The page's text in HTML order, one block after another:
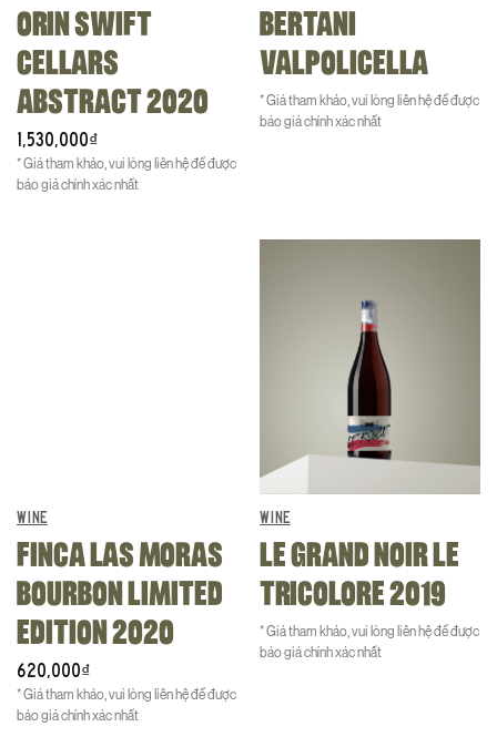
ORIN SWIFT
CELLARS
ABSTRACT 2020
1,530,000₫
* Giá tham khảo, vui lòng liên hệ để được
báo giá chính xác nhất
BERTANI
VALPOLICELLA
* Giá tham khảo, vui lòng liên hệ để được
báo giá chính xác nhất
WINE
FINCA LAS MORAS
BOURBON LIMITED
EDITION 2020
620,000₫
* Giá tham khảo, vui lòng liên hệ để được
báo giá chính xác nhất
WINE
LE GRAND NOIR LE
TRICOLORE 2019
* Giá tham khảo, vui lòng liên hệ để được
báo giá chính xác nhất